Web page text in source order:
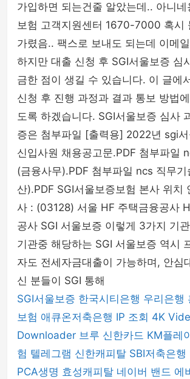
가입하면 되는건줄 알았는데.. 아니
보험 고객지원센터 1670-7000 혹시
가렸음.. 팩스로 보내도 되는데 이메
하지만 대출 신청 후 SGI서울보증 심
금한 점이 생길 수 있습니다. 이 글에
신청 후 진행 과정과 결과 통보 방법
도록 하겠습니다. SGI서울보증 심사
증은 첨부파일 [출력용] 2022년 sgi서
신입사원 채용공고문.PDF 첨부파일
(금융사무).PDF 첨부파일 ncs 직무기
산).PDF SGI서울보증보험 본사 위치
사 : (03128) 서울 HF 주택금융공사
공사 SGI 서울보증 이렇게 3가지 기
기관중 해당하는 SGI 서울보증 역시
자도 전세자금대출이 가능하며, 안심
신 분들이 SGI 통해
SGI서울보증 한국시티은행 우리은행
보험 애큐온저축은행 IP 조회 4K
Downloader 브루 신한카드 KM플레
험 텔레그램 신한캐피탈 SBI저축은행
PCA생명 효성캐피탈 네이버 밴드 에